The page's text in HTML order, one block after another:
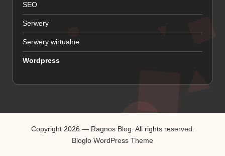
SEO
Serwery
Serwery wirtualne
Wordpress
Copyright 2026 — Ragnos Blog. All rights reserved.
Bloglo WordPress Theme